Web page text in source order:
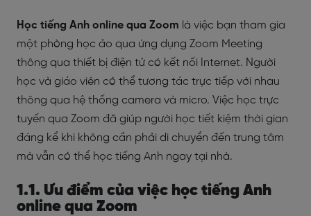
Học tiếng Anh online qua Zoom là việc bạn tham gia
một phòng học ảo qua ứng dụng Zoom Meeting
thông qua thiết bị điện tử có kết nối Internet. Người
học và giáo viên có thể tương tác trực tiếp với nhau
thông qua hệ thống camera và micro. Việc học trực
tuyến qua Zoom đã giúp người học tiết kiệm thời gian
đáng kể khi không cần phải di chuyển đến trung tâm
mà vẫn có thể học tiếng Anh ngay tại nhà.
1.1. Ưu điểm của việc học tiếng Anh
online qua Zoom